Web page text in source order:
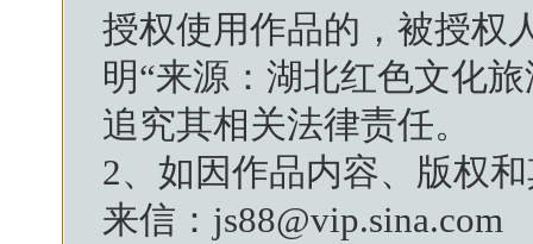
授权使用作品的，被授权
明“来源： 湖北红色文化
追究其相关法律责任。
2、如因作品内容、版权
来信：js88@vip.sina.com